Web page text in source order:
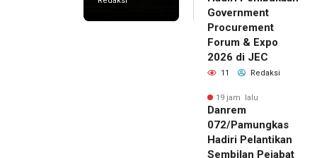
Government
Procurement
Forum & Expo
2026 di JEC
11 Redaksi
19 jam lalu
Danrem
072/Pamungkas
Hadiri Pelantikan
Sembilan Pejabat